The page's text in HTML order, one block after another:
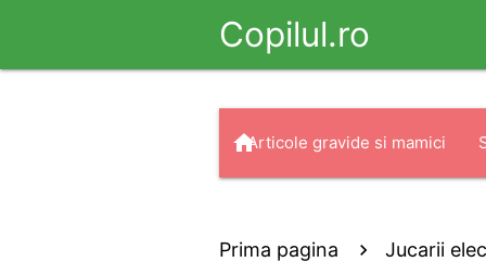
Copilul.ro
homeArticole gravide si mamici
Prima pagina Jucarii